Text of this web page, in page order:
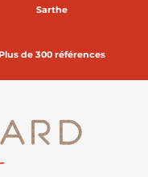
Sarthe
Plus de 300 références